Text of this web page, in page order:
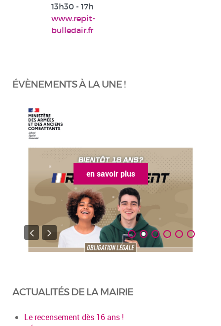
13h30 - 17h
www.repit-
bulledair.fr
ÉVÈNEMENTS À LA UNE !
en savoir plus
ACTUALITÉS DE LA MAIRIE
Le recensement dès 16 ans !